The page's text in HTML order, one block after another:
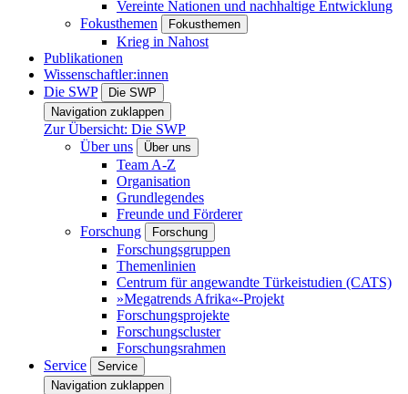
Vereinte Nationen und nachhaltige Entwicklung
Fokusthemen
Fokusthemen
Krieg in Nahost
Publikationen
Wissenschaftler:innen
Die SWP
Die SWP
Navigation zuklappen
Zur Übersicht: Die SWP
Über uns
Über uns
Team A-Z
Organisation
Grundlegendes
Freunde und Förderer
Forschung
Forschung
Forschungsgruppen
Themenlinien
Centrum für angewandte Türkeistudien (CATS)
»Megatrends Afrika«-Projekt
Forschungsprojekte
Forschungscluster
Forschungsrahmen
Service
Service
Navigation zuklappen